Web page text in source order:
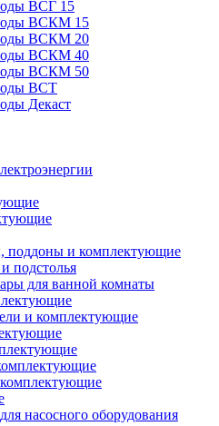
ВСГ 15
ВСКМ 15
ВСКМ 20
ВСКМ 40
ВСКМ 50
ВСТ
Декаст
поддоны и комплектующие
подстолья
для ванной комнаты
и комплектующие
насосного оборудования